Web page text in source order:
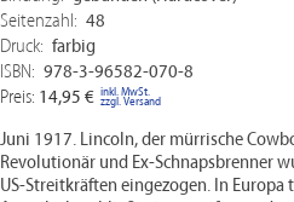
Seitenzahl: 48
Druck: farbig
ISBN: 978-3-96582-070-8
Preis: 14,95 € inkl. MwSt.
zzgl. Versand
Juni 1917. Lincoln, der mürrische
Revolutionär und Ex-Schnapsbrenner
US-Streitkräften eingezogen. In